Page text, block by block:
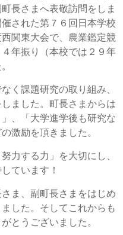
長さまへ表敬訪問をしま
された第７６回日本学校
関東大会で、農業鑑定競
年振り（本校では２９年
く課題研究の取り組み、
ました。町長さまからは
、「大学進学後も研究な
激励を頂きました。
力する力」を大切にし、
ています！
ま、副町長さまをはじめ
した。そしてこれからも
とうございました。